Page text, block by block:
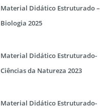
Material Didático Estruturado –
Biologia 2025
Material Didático Estruturado-
Ciências da Natureza 2023
Material Didático Estruturado-